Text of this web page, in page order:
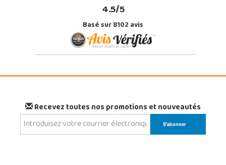
4.5/5
Basé sur 8102 avis
Recevez toutes nos promotions et nouveautés